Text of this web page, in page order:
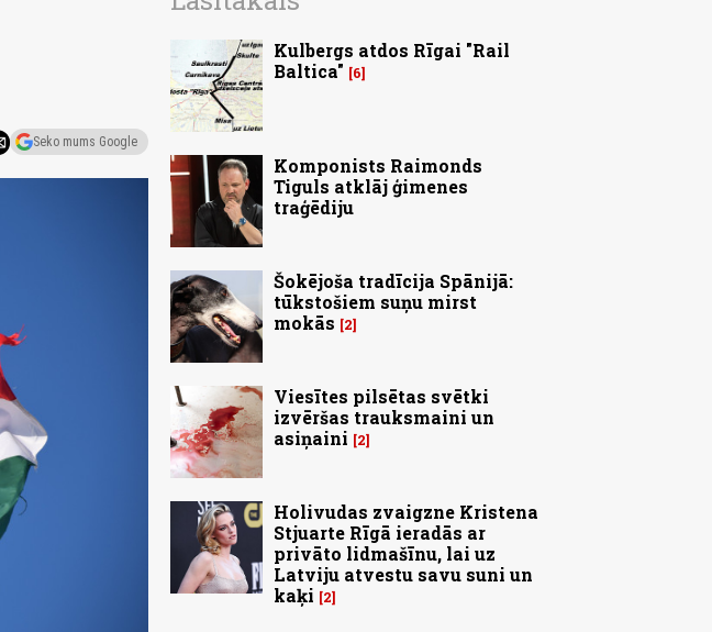
Seko mums Google
Kulbergs atdos Rīgai "Rail
Baltica"
6
Komponists Raimonds
Tiguls atklāj ģimenes
traģēdiju
Šokējoša tradīcija Spānijā:
tūkstošiem suņu mirst
mokās
2
Viesītes pilsētas svētki
izvēršas trauksmaini un
asiņaini
2
Holivudas zvaigzne Kristena
Stjuarte Rīgā ieradās ar
privāto lidmašīnu, lai uz
Latviju atvestu savu suni un
kaķi
2